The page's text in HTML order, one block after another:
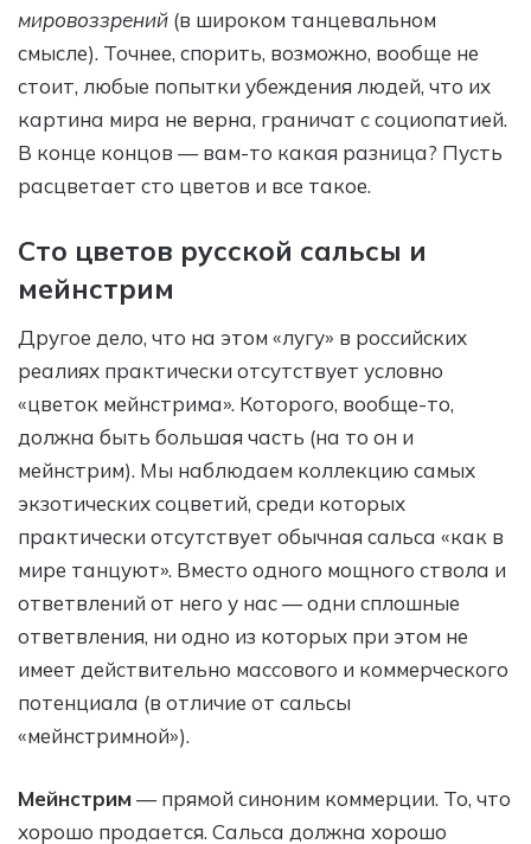
мировоззрений (в широком танцевальном
смысле). Точнее, спорить, возможно, вообще не
стоит, любые попытки убеждения людей, что их
картина мира не верна, граничат с социопатией.
В конце концов — вам-то какая разница? Пусть
расцветает сто цветов и все такое.
Сто цветов русской сальсы и
мейнстрим
Другое дело, что на этом «лугу» в российских
реалиях практически отсутствует условно
«цветок мейнстрима». Которого, вообще-то,
должна быть большая часть (на то он и
мейнстрим). Мы наблюдаем коллекцию самых
экзотических соцветий, среди которых
практически отсутствует обычная сальса «как в
мире танцуют». Вместо одного мощного ствола и
ответвлений от него у нас — одни сплошные
ответвления, ни одно из которых при этом не
имеет действительно массового и коммерческого
потенциала (в отличие от сальсы
«мейнстримной»).
Мейнстрим— прямой синоним коммерции. То, что
хорошо продается. Сальса должна хорошо